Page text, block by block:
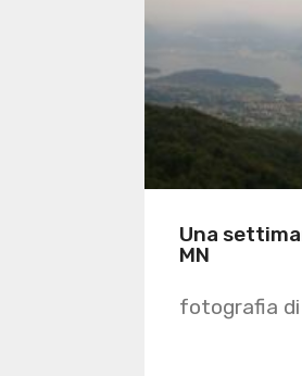
Una
MN
fotografia di